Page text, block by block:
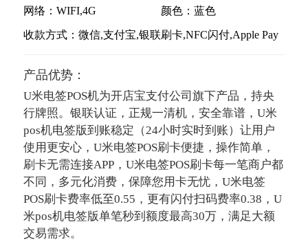
网络：WIFI,4G 颜色：蓝色
收款方式：微信,支付宝,银联刷卡,NFC闪付,Apple Pay
产品优势：
U米电签POS机为开店宝支付公司旗下产品，持央
行牌照。银联认证，正规一清机，安全靠谱，U米
pos机电签版到账稳定（24小时实时到账）让用户
使用更安心，U米电签POS刷卡便捷，操作简单，
刷卡无需连接APP，U米电签POS刷卡每一笔商户都
不同，多元化消费，保障您用卡无忧，U米电签
POS刷卡费率低至0.55，更有闪付扫码费率0.38，U
米pos机电签版单笔秒到额度最高30万，满足大额
交易需求。